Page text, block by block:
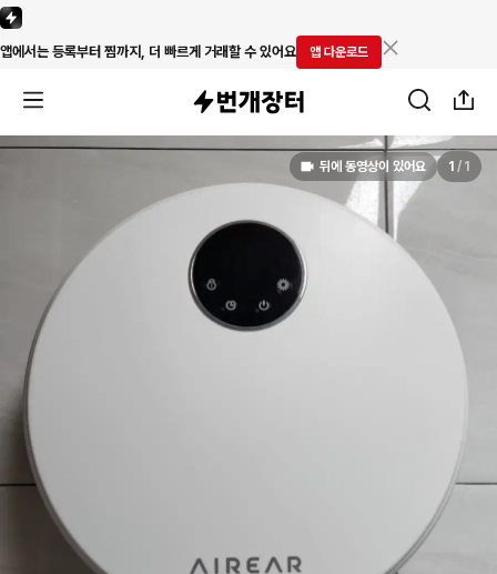
앱에서는 등록부터 찜까지, 더 빠르게 거래할 수 있어요 앱 다운로드
뒤에 동영상이 있어요 1 / 1